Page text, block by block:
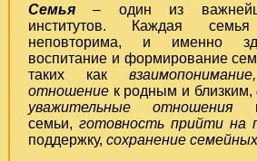
Семья – один из
институтов. Каждая
неповторима, и именно
воспитание и формирование
таких как взаимопонимание
отношение к родным и близким,
уважительные отношения
семьи, готовность прийти на
поддержку, сохранение